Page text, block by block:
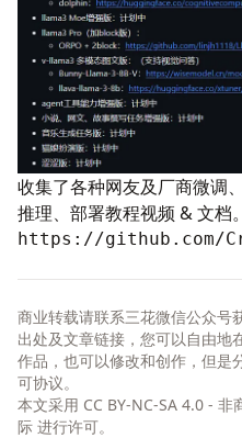
收集了各种网友及厂商微调
推理、部署教程视频 & 文档。
https://github.com/
商业转载请联系三花微信公众号
出处及文章链接，您可以自由地
作品，也可以修改和创作，但是
可协议。
本文采用 CC BY-NC-SA 4.0 -
际 进行许可。